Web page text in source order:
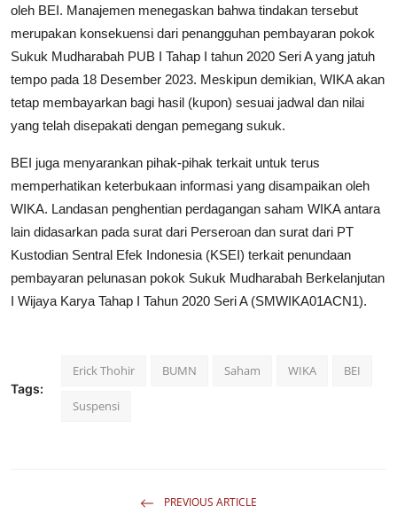
oleh BEI. Manajemen menegaskan bahwa tindakan tersebut
merupakan konsekuensi dari penangguhan pembayaran pokok
Sukuk Mudharabah PUB I Tahap I tahun 2020 Seri A yang jatuh
tempo pada 18 Desember 2023. Meskipun demikian, WIKA akan
tetap membayarkan bagi hasil (kupon) sesuai jadwal dan nilai
yang telah disepakati dengan pemegang sukuk.
BEI juga menyarankan pihak-pihak terkait untuk terus
memperhatikan keterbukaan informasi yang disampaikan oleh
WIKA. Landasan penghentian perdagangan saham WIKA antara
lain didasarkan pada surat dari Perseroan dan surat dari PT
Kustodian Sentral Efek Indonesia (KSEI) terkait penundaan
pembayaran pelunasan pokok Sukuk Mudharabah Berkelanjutan
I Wijaya Karya Tahap I Tahun 2020 Seri A (SMWIKA01ACN1).
Tags:
Erick Thohir BUMN Saham WIKA BEI
Suspensi
PREVIOUS ARTICLE